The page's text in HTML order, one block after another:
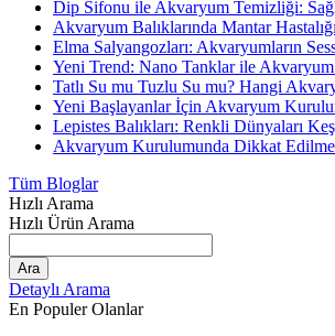
Dip Sifonu ile Akvaryum Temizliği:
Akvaryum Balıklarında Mantar
Elma Salyangozları: Akvaryumların
Yeni Trend: Nano Tanklar ile
Tatlı Su mu Tuzlu Su mu? Hangi
Yeni Başlayanlar İçin Akvaryum
Lepistes Balıkları: Renkli Dünyaları
Akvaryum Kurulumunda Dikkat
Tüm Bloglar
Hızlı Arama
Hızlı Ürün Arama
Ara
Detaylı Arama
En Populer Olanlar